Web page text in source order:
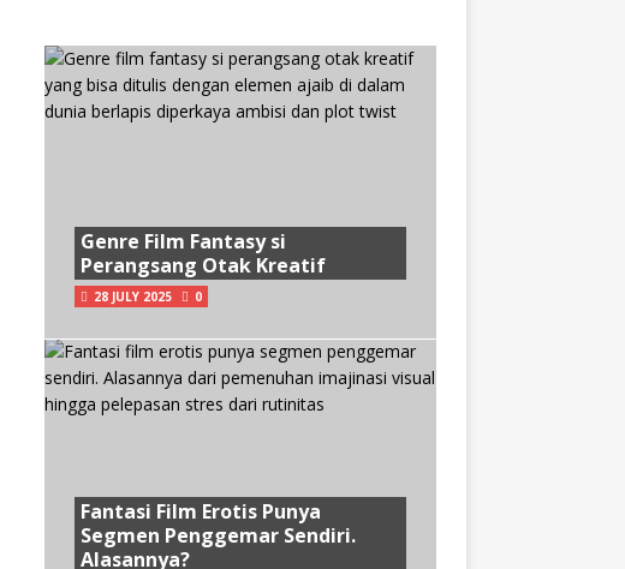
Genre Film Fantasy si
Perangsang Otak Kreatif
28 JULY 2025 0
Fantasi Film Erotis Punya
Segmen Penggemar Sendiri.
Alasannya?